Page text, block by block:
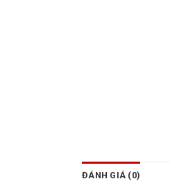
ĐÁNH GIÁ (0)